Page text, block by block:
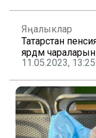
Яңалыклар
Татарстан
ярдәм чараларын
11.05.2023, 13:25